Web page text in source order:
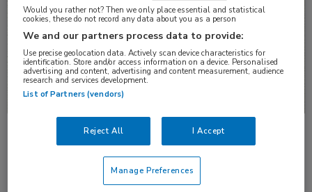
Tirofiban na intraveneuze trombolyse verbetert
functioneel herstel bij acute ischemische beroerte
Een Chinese gerandomiseerde studie toont aan dat een vroege
behandeling met tirofiban na intraveneuze trombolyse …
Would you rather not? Then we only place essential and statistical
cookies, these do not record any data about you as a person
We and our partners process data to provide:
Use precise geolocation data. Actively scan device characteristics for
identification. Store and/or access information on a device. Personalised
advertising and content, advertising and content measurement, audience
research and services development.
List of Partners (vendors)
Reject All I Accept
Manage Preferences